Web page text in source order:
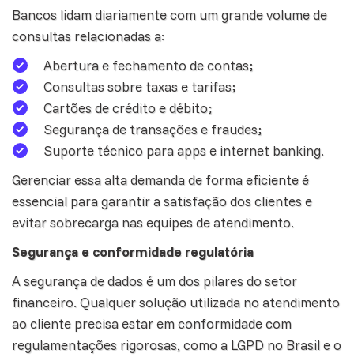
Bancos lidam diariamente com um grande volume de
consultas relacionadas a:
Abertura e fechamento de contas;
Consultas sobre taxas e tarifas;
Cartões de crédito e débito;
Segurança de transações e fraudes;
Suporte técnico para apps e internet banking.
Gerenciar essa alta demanda de forma eficiente é
essencial para garantir a satisfação dos clientes e
evitar sobrecarga nas equipes de atendimento.
Segurança e conformidade regulatória
A segurança de dados é um dos pilares do setor
financeiro. Qualquer solução utilizada no atendimento
ao cliente precisa estar em conformidade com
regulamentações rigorosas, como a LGPD no Brasil e o